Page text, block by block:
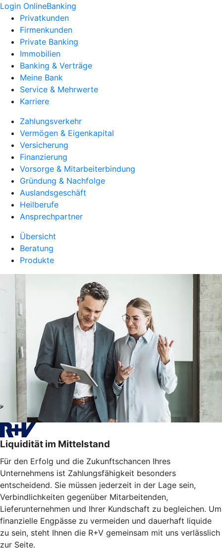
Login OnlineBanking
Privatkunden
Firmenkunden
Private Banking
Immobilien
Banking & Verträge
Meine Bank
Service & Mehrwerte
Karriere
Zahlungsverkehr
Vermögen & Eigenkapital
Versicherung
Finanzierung
Vorsorge & Mitarbeiterbindung
Gründung & Nachfolge
Auslandsgeschäft
Heilberufe
Ansprechpartner
Übersicht
Beratung
Produkte
Liquidität im Mittelstand
Für den Erfolg und die Zukunftschancen Ihres
Unternehmens ist Zahlungsfähigkeit besonders
entscheidend. Sie müssen jederzeit in der Lage sein,
Verbindlichkeiten gegenüber Mitarbeitenden,
Lieferunternehmen und Ihrer Kundschaft zu begleichen. Um
finanzielle Engpässe zu vermeiden und dauerhaft liquide
zu sein, steht Ihnen die R+V gemeinsam mit uns verlässlich
zur Seite.